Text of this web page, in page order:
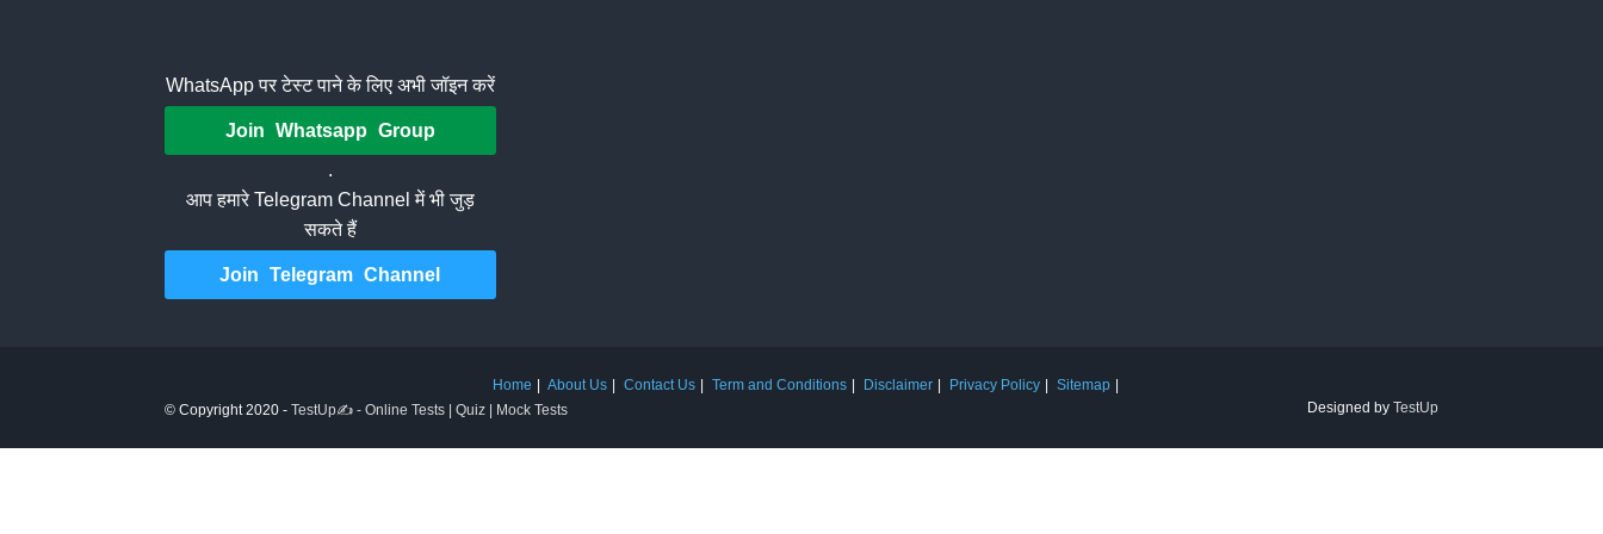
WhatsApp पर टेस्ट पाने के लिए अभी जॉइन करें
Join Whatsapp Group
.
आप हमारे Telegram Channel में भी जुड़
सकते हैं
Join Telegram Channel
Home About Us Contact Us Term and Conditions Disclaimer Privacy Policy
Sitemap
© Copyright 2020 - TestUp✍️ - Online Tests | Quiz | Mock Tests Designed by TestUp